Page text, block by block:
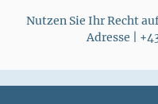
Nutzen Sie Ihr Recht
Adresse |